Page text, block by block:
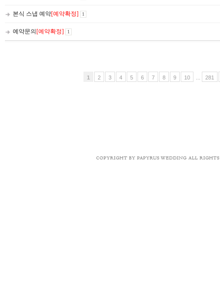
본식 스냅 예약[예약확정] 1
예약문의 [예약확정] 1
1 2 3 4 5 6 7 8 9 10 281